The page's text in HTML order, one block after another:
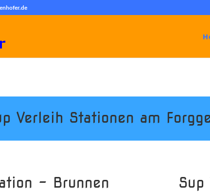
Verleih Stationen am
– Brunnen